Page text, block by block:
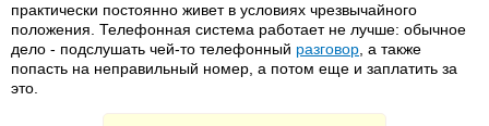
практически постоянно живет в условиях чрезвычайного
положения. Телефонная система работает не лучше: обычное
дело - подслушать чей-то телефонный разговор , а также
попасть на неправильный номер, а потом еще и заплатить за
это.